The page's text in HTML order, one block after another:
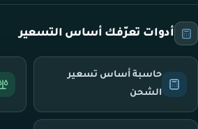
أدوات تعرّفك أساس التسعير
حاسبة أساس تسعير
الشحن